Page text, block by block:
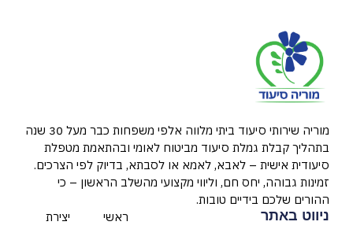
מוריה שירותי סיעוד ביתי מלווה אלפי משפחות כבר מעל 30 שנה
בתהליך קבלת גמלת סיעוד מביטוח לאומי ובהתאמת מטפלת
סיעודית אישית – לאבא, לאמא או לסבתא, בדיוק לפי הצרכים.
זמינות גבוהה, יחס חם, וליווי מקצועי מהשלב הראשון – כי
ההורים שלכם בידיים טובות.
ניווט באתר
ראשי
יצירת